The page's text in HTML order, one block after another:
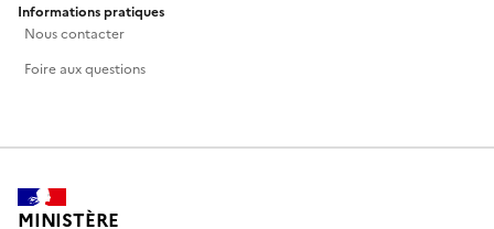
Informations pratiques
Nous contacter
Foire aux questions
MINISTÈRE